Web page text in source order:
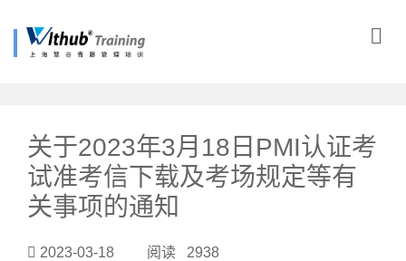
关于2023年3月18日PMI认证考
试准考信下载及考场规定等有
关事项的通知
2023-03-18 阅读 2938